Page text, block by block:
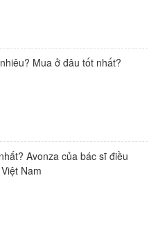
Mua ở đâu tốt nhất?
Avonza của bác sĩ điều
Nam